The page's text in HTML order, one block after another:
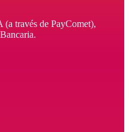
través de PayComet),